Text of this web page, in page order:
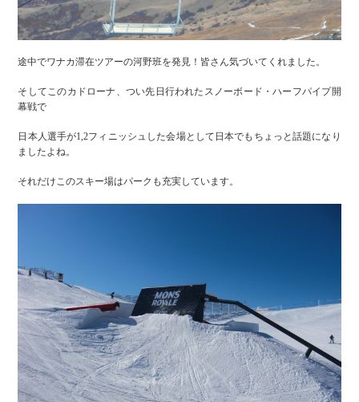
途中でワナカ滞在ツアーの河野班を発見！皆さん気づいてくれました。
そしてこのカドローナ、つい先日行われたスノーボード・ハーフパイプ開
幕戦で
日本人選手が1,2フィニッシュした会場として日本でもちょっと話題になり
ましたよね。
それだけこのスキー場はパークも充実しています。